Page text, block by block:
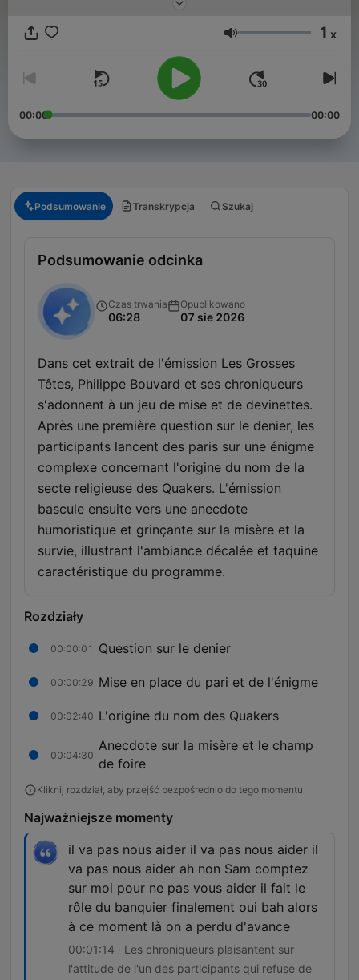
Głośność 1 x
00:00 00:00
Podsumowanie Transkrypcja Szukaj
Podsumowanie odcinka
Czas trwania
06:28
Opublikowano
07 sie 2026
Dans cet extrait de l'émission Les Grosses
Têtes, Philippe Bouvard et ses chroniqueurs
s'adonnent à un jeu de mise et de devinettes.
Après une première question sur le denier, les
participants lancent des paris sur une énigme
complexe concernant l'origine du nom de la
secte religieuse des Quakers. L'émission
bascule ensuite vers une anecdote
humoristique et grinçante sur la misère et la
survie, illustrant l'ambiance décalée et taquine
caractéristique du programme.
Rozdziały
00:00:01 Question sur le denier
00:00:29 Mise en place du pari et de l'énigme
00:02:40 L'origine du nom des Quakers
00:04:30
Anecdote sur la misère et le champ
de foire
Kliknij rozdział, aby przejść bezpośrednio do tego momentu
Najważniejsze momenty
il va pas nous aider il va pas nous aider il
va pas nous aider ah non Sam comptez
sur moi pour ne pas vous aider il fait le
rôle du banquier finalement oui bah alors
à ce moment là on a perdu d'avance
00:01:14 · Les chroniqueurs plaisantent sur
l'attitude de l'un des participants qui refuse de